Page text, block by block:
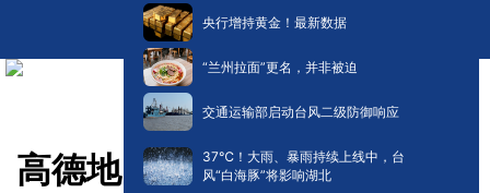
央行增持黄金！最新数据
“兰州拉面”更名，并非被迫
交通运输部启动台风二级防御响应
​37℃！大雨、暴雨持续上线中，台
风“白海豚”将影响湖北
高德地图开放平台商用授权服